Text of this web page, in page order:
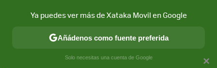
CONECTIVIDAD MÓVIL Y SOCIEDAD APLICACIONES
×
Ya puedes ver más de Xataka Movil en Google
Añádenos como fuente preferida
Solo necesitas una cuenta de Google